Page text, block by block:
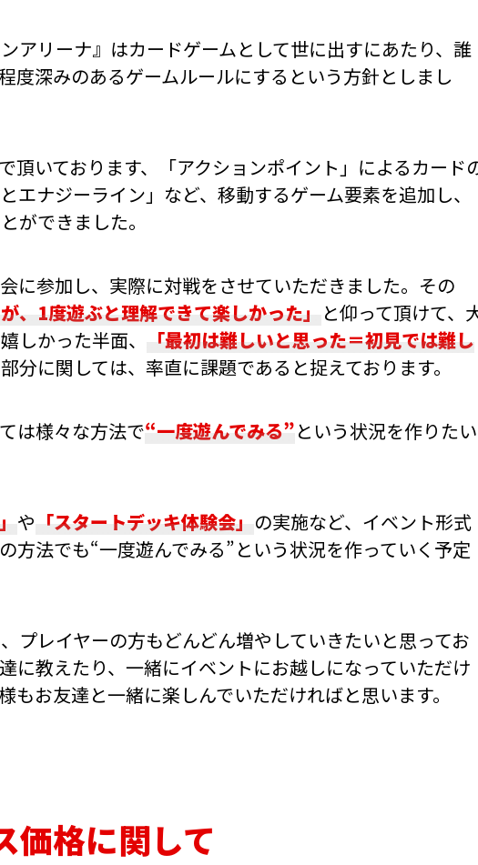
アリーナ』はカードゲームとして世に出すにあたり、誰
度深みのあるゲームルールにするという方針としまし
頂いております、「アクションポイント」によるカード
エナジーライン」など、移動するゲーム要素を追加し、
ができました。
に参加し、実際に対戦をさせていただきました。その
、1度遊ぶと理解できて楽しかった」 と仰って頂けて、
しかった半面、
「最初は難しいと思った＝初見では難し
分に関しては、率直に課題であると捉えております。
は様々な方法で“一度遊んでみる”という状況を作りたい
や 「スタートデッキ体験会」 の実施など、イベント形式
方法でも“一度遊んでみる”という状況を作っていく予定
プレイヤーの方もどんどん増やしていきたいと思ってお
に教えたり、一緒にイベントにお越しになっていただけ
もお友達と一緒に楽しんでいただければと思います。
価格に関して